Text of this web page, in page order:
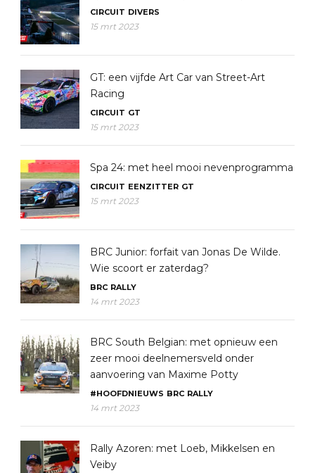
CIRCUIT DIVERS
15 mrt 2023
GT: een vijfde Art Car van Street-Art
Racing
CIRCUIT GT
15 mrt 2023
Spa 24: met heel mooi nevenprogramma
CIRCUIT EENZITTER GT
15 mrt 2023
BRC Junior: forfait van Jonas De Wilde.
Wie scoort er zaterdag?
BRC RALLY
14 mrt 2023
BRC South Belgian: met opnieuw een
zeer mooi deelnemersveld onder
aanvoering van Maxime Potty
#HOOFDNIEUWS BRC RALLY
14 mrt 2023
Rally Azoren: met Loeb, Mikkelsen en
Veiby